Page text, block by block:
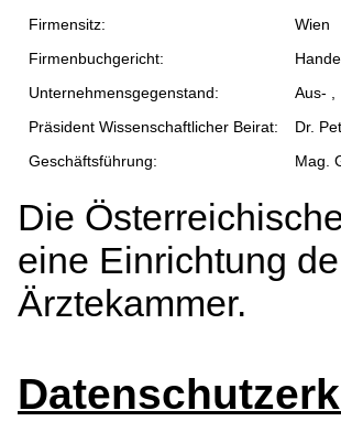
Firmensitz:
Wien
Firmenbuchgericht:
Unternehmensgegenstand:
Aus- ,
Präsident Wissenschaftlicher Beirat:
Dr.
Geschäftsführung:
Mag.
Die
eine Einrichtung
Ärztekammer.